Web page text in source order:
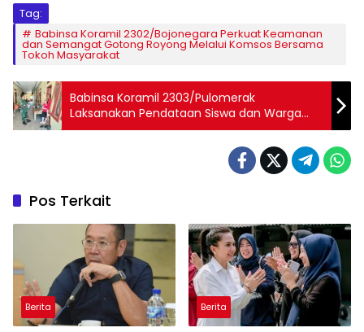
Tag:
Babinsa Koramil 2302/Bojonegara Perkuat Keamanan
dan Semangat Gotong Royong Melalui Komsos Bersama
Tokoh Masyarakat
Babinsa Koramil 2303/Pulomerak
Laksanakan Pendataan Siswa dan Warga
Kontrakan Demi Tertib Administrasi dan
Pos Terkait
Berita Berita